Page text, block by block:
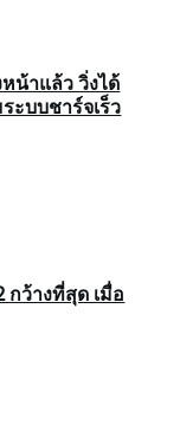
หน้าแล้ว วิ่งได้
ะบบชาร์จเร็ว
กว้างที่สุด เมื่อ